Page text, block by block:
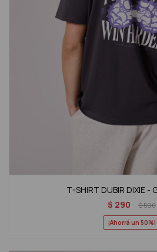
T-SHIRT DUBIR DIXIE -
$ 290 $590
50